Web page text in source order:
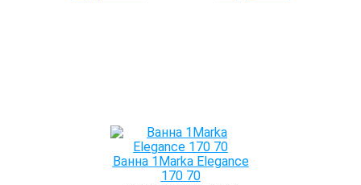
Ванна 1Marka Elegance
170 70